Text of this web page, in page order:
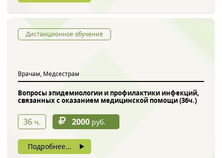
Дистанционное обучение
Врачам, Медсестрам
Вопросы эпидемиологии и профилактики инфекций,
связанных с оказанием медицинской помощи (36ч.)
36 ч. 2000 руб.
Подробнее...